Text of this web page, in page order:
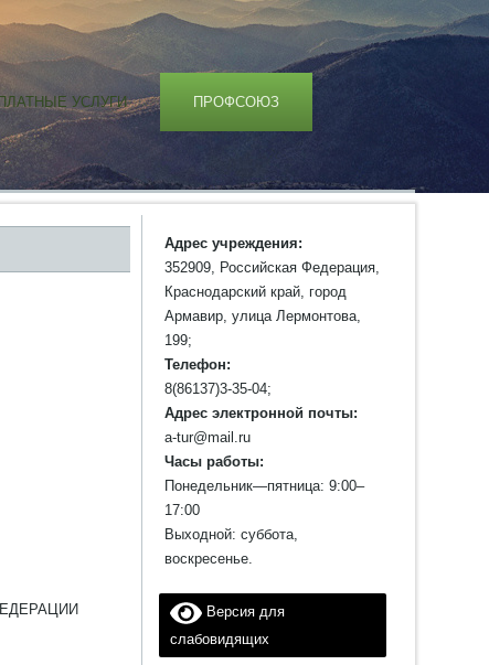
УСЛУГИ ПРОФСОЮЗ
Адрес учреждения:
352909, Российская Федерация,
Краснодарский край, город
Армавир, улица Лермонтова,
199;
Телефон:
8(86137)3-35-04;
Адрес электронной почты:
a-tur@mail.ru
Часы работы:
Понедельник—пятница: 9:00–
17:00
Выходной: суббота,
воскресенье.
Версия для
слабовидящих